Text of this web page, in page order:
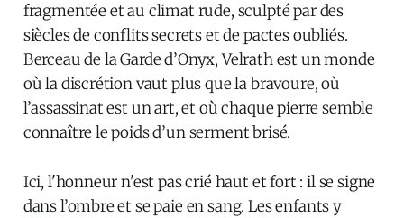
fragmentée et au climat rude, sculpté par des
siècles de conflits secrets et de pactes oubliés.
Berceau de la Garde d’Onyx, Velrath est un monde
où la discrétion vaut plus que la bravoure, où
l’assassinat est un art, et où chaque pierre semble
connaître le poids d’un serment brisé.
Ici, l'honneur n'est pas crié haut et fort : il se signe
dans l’ombre et se paie en sang. Les enfants y